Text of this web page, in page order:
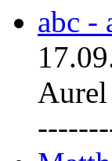
abc -